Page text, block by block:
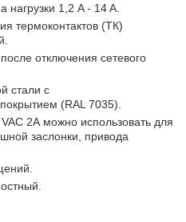
1,2 A - 14 A.
термоконтактов (ТК)
отключения сетевого
стали с
(RAL 7035).
2А можно использовать для
заслонки, привода